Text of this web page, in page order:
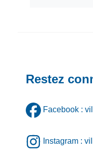
Restez
Facebook :
Instagram :